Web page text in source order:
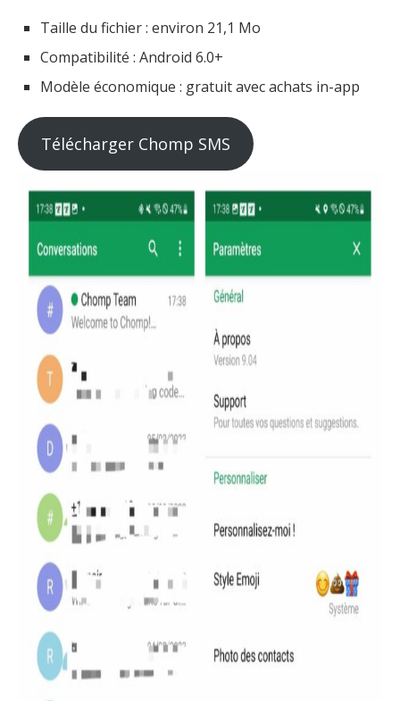
Taille du fichier : environ 21,1 Mo
Compatibilité : Android 6.0+
Modèle économique : gratuit avec achats in-app
Télécharger Chomp SMS